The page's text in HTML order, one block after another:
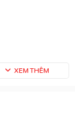
XEM THÊM